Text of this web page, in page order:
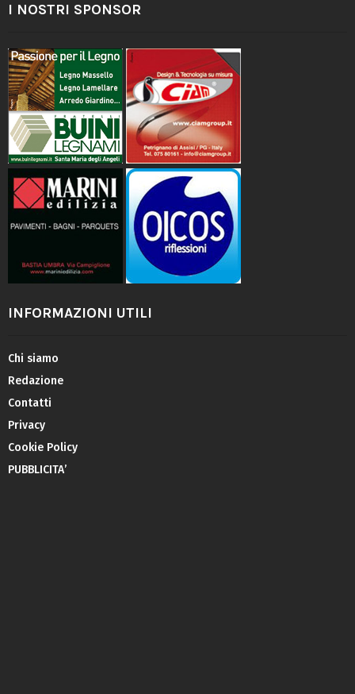
I NOSTRI SPONSOR
INFORMAZIONI UTILI
Chi siamo
Redazione
Contatti
Privacy
Cookie Policy
PUBBLICITA’